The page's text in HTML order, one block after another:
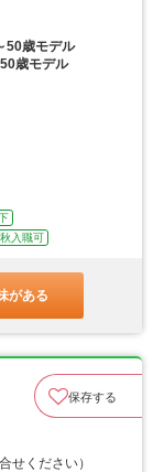
50歳モデル
歳モデル
入職可
がある
保存する
ください）